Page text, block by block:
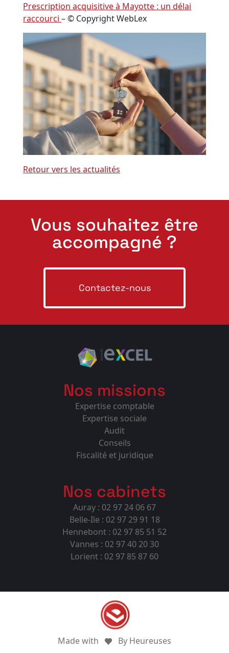
Prescription acquisitive à Mayotte : un délai
raccourci– © Copyright WebLex
Retour vers les actualités
Vous souhaitez être
accompagné ?
Contactez-nous
Nos missions
Expertise comptable
Expertise sociale
Audit
Conseils
Fiscalité et juridique
Nos cabinets
Auray : 02 97 24 06 67
Belle-Ile : 02 97 29 91 18
Hennebont : 02 97 85 51 52
Vannes : 02 97 40 20 30
Lorient : 02 97 85 87 60
Made with By Heureuses